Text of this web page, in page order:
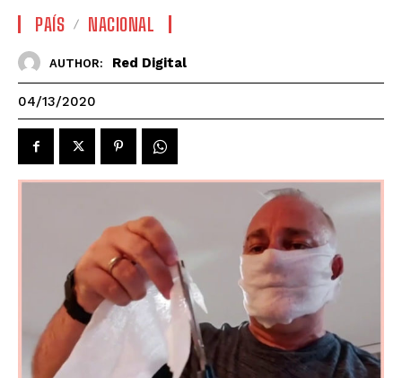
PAÍS NACIONAL
AUTHOR: Red Digital
04/13/2020